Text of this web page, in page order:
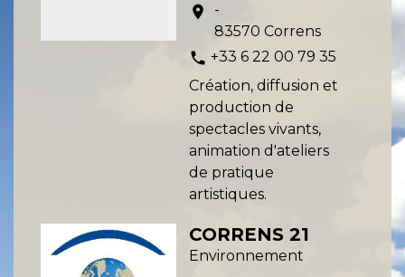
location_on
-
83570 Correns
phone +33 6 22 00 79 35
Création, diffusion et
production de
spectacles vivants,
animation d'ateliers
de pratique
artistiques.
CORRENS 21
Environnement